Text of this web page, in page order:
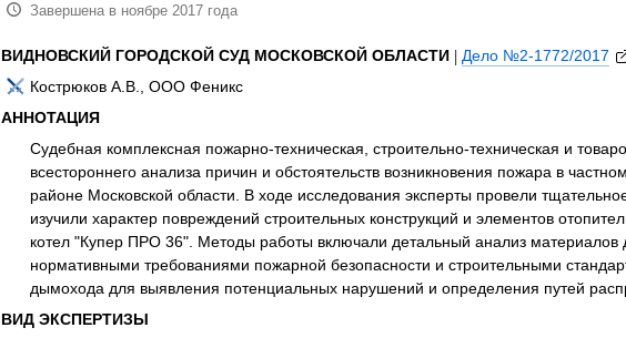
Завершена в ноябре 2017 года
ВИДНОВСКИЙ ГОРОДСКОЙ СУД МОСКОВСКОЙ ОБЛАСТИ | Дело №2-1772/2017
Кострюков А.В., ООО Феникс
АННОТАЦИЯ
Судебная комплексная пожарно-техническая, строительно-техническая и
всестороннего анализа причин и обстоятельств возникновения пожара в
районе Московской области. В ходе исследования эксперты провели
изучили характер повреждений строительных конструкций и элементов
котел "Купер ПРО 36". Методы работы включали детальный анализ материалов
нормативными требованиями пожарной безопасности и строительными
дымохода для выявления потенциальных нарушений и определения путей
ВИД ЭКСПЕРТИЗЫ